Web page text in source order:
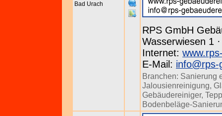
Bad Urach
RPS GmbH
Wasserwiesen 1
Internet:
E-Mail: info@rps-
Branchen: Sanierung
Jalousienreinigung,
Gebäudereiniger,
Bodenbeläge-